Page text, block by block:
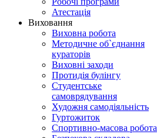
Атестація
Виховання
Виховна робота
Методичне об`єднання
кураторів
Виховні заходи
Протидія булінгу
Студентське
самоврядування
Художня самодіяльність
Гуртожиток
Спортивно-масова робота